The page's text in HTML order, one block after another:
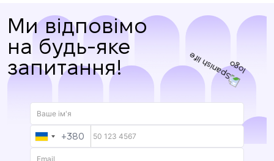
Ми відповімо
на будь-яке
запитання!
UKRAINE
+380
+380